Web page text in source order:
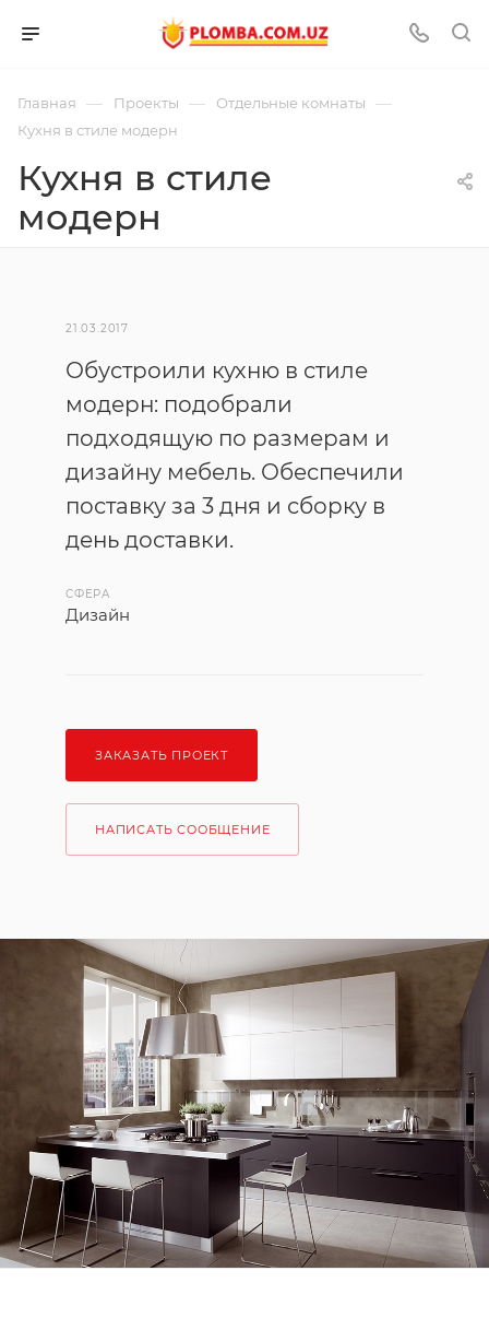
Главная — Проекты — Отдельные комнаты —
Кухня в стиле модерн
Кухня в стиле
модерн
21.03.2017
Обустроили кухню в стиле
модерн: подобрали
подходящую по размерам и
дизайну мебель. Обеспечили
поставку за 3 дня и сборку в
день доставки.
СФЕРА
Дизайн
ЗАКАЗАТЬ ПРОЕКТ
НАПИСАТЬ СООБЩЕНИЕ